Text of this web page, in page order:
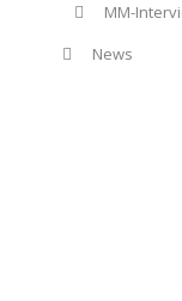
MM-
News